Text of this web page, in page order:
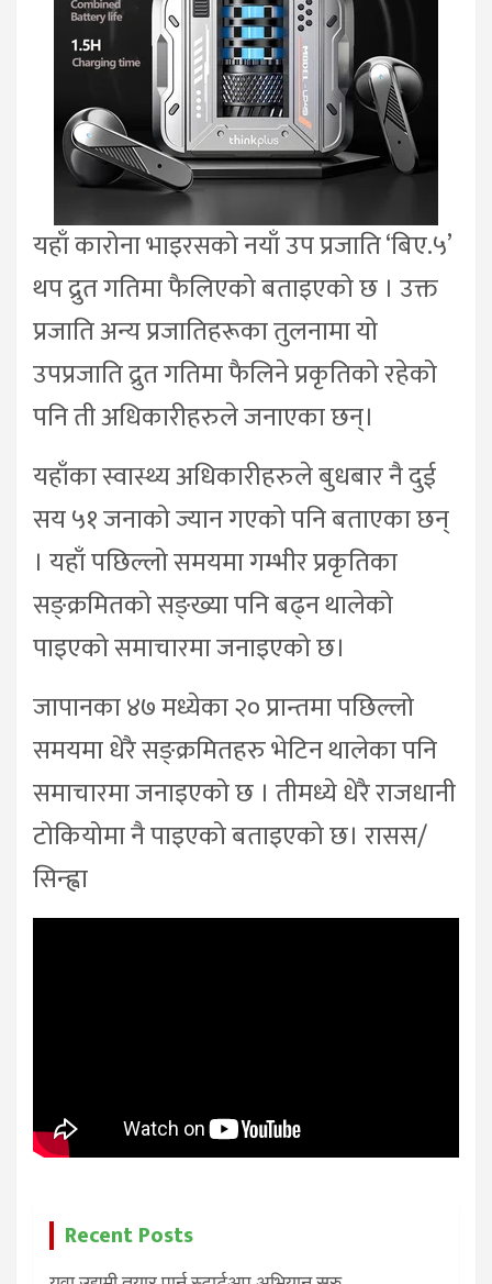
यहाँ कारोना भाइरसको नयाँ उप प्रजाति ‘बिए.५’
थप द्रुत गतिमा फैलिएको बताइएको छ । उक्त
प्रजाति अन्य प्रजातिहरूका तुलनामा यो
उपप्रजाति द्रुत गतिमा फैलिने प्रकृतिको रहेको
पनि ती अधिकारीहरुले जनाएका छन्।
यहाँका स्वास्थ्य अधिकारीहरुले बुधबार नै दुई
सय ५१ जनाको ज्यान गएको पनि बताएका छन्
। यहाँ पछिल्लो समयमा गम्भीर प्रकृतिका
सङ्क्रमितको सङ्ख्या पनि बढ्न थालेको
पाइएको समाचारमा जनाइएको छ।
जापानका ४७ मध्येका २० प्रान्तमा पछिल्लो
समयमा धेरै सङ्क्रमितहरु भेटिन थालेका पनि
समाचारमा जनाइएको छ । तीमध्ये धेरै राजधानी
टोकियोमा नै पाइएको बताइएको छ। रासस/
सिन्ह्वा
Recent Posts